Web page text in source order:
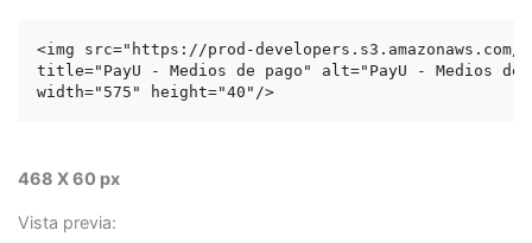
<img src="https://prod-developers.s3.amazonaws.com/
title="PayU - Medios de pago" alt="PayU - Medios de
468 X 60 px
Vista previa: